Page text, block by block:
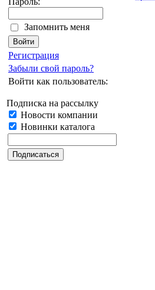
Запомнить меня
Регистрация
Забыли свой пароль?
Войти как пользователь:
Подписка на рассылку
Новости компании
Новинки каталога